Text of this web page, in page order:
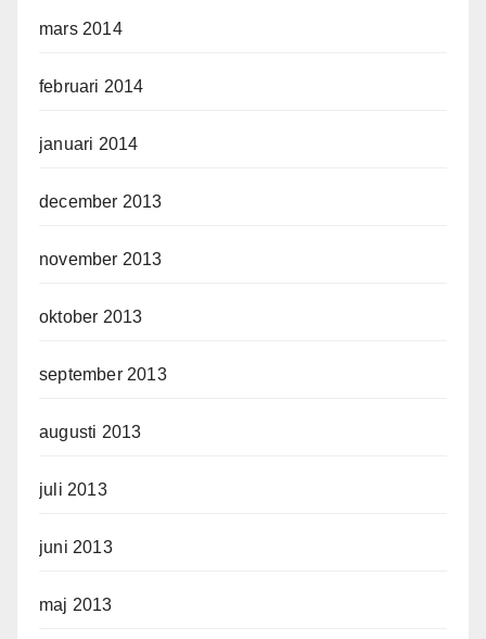
mars 2014
februari 2014
januari 2014
december 2013
november 2013
oktober 2013
september 2013
augusti 2013
juli 2013
juni 2013
maj 2013